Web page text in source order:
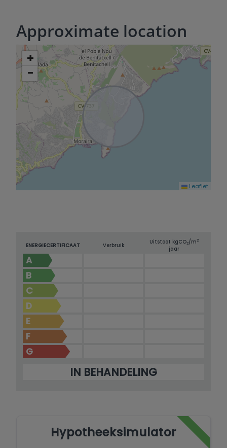
Approximate location
+
−
Leaflet
ENERGIECERTIFICAAT Verbruik
Uitstoot kgCO2/m2
jaar
A
B
C
D
E
F
G
IN BEHANDELING
Hypotheeksimulator